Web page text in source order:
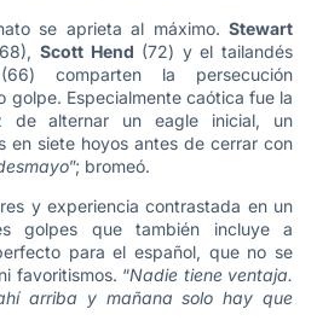
se aprieta al máximo. Stewart
Scott Hend (72) y el tailandés
comparten la persecución
golpe. Especialmente caótica fue la
de alternar un eagle inicial, un
en siete hoyos antes de cerrar con
”; bromeó.
y experiencia contrastada en un
golpes que también incluye a
para el español, que no se
favoritismos. “Nadie tiene ventaja.
arriba y mañana solo hay que